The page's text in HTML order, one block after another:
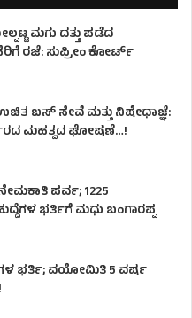
ಮಗು ದತ್ತು ಪಡೆದ
ರಜೆ: ಸುಪ್ರೀಂ ಕೋರ್ಟ್
ಉಚಿತ ಬಸ್ ಸೇವೆ ಮತ್ತು ನಿಷೇಧಾಜ್ಞೆ:
ಮಹತ್ವದ ಘೋಷಣೆ…!
ನೇಮಕಾತಿ ಪರ್ವ; 1225
ಭರ್ತಿಗೆ ಮಧು ಬಂಗಾರಪ್ಪ
ಭರ್ತಿ; ವಯೋಮಿತಿ 5 ವರ್ಷ